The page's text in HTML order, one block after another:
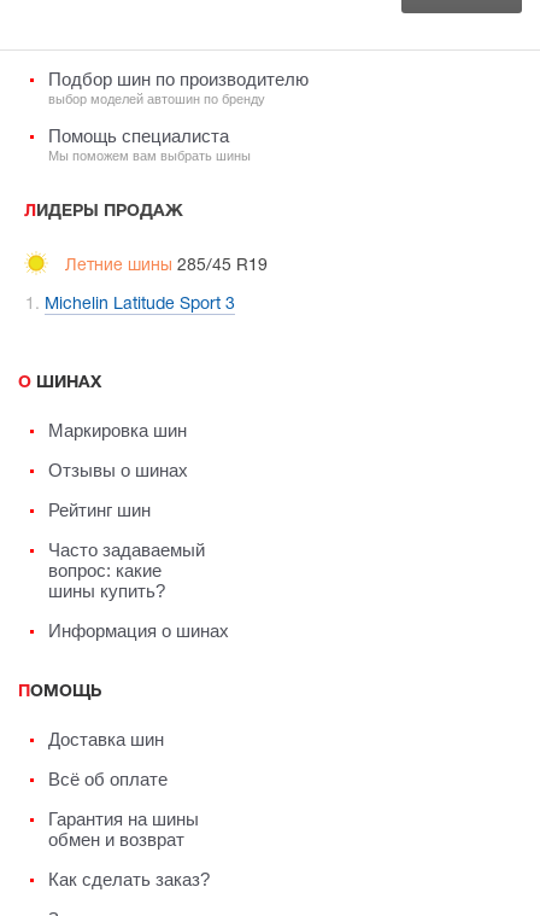
Подбор шин по производителю
выбор моделей автошин по бренду
Помощь специалиста
Мы поможем вам выбрать шины
ЛИДЕРЫ ПРОДАЖ
Летние шины 285/45 R19
Michelin Latitude Sport 3
О ШИНАХ
Маркировка шин
Отзывы о шинах
Рейтинг шин
Часто задаваемый
вопрос: какие
шины купить?
Информация о шинах
ПОМОЩЬ
Доставка шин
Всё об оплате
Гарантия на шины
обмен и возврат
Как сделать заказ?